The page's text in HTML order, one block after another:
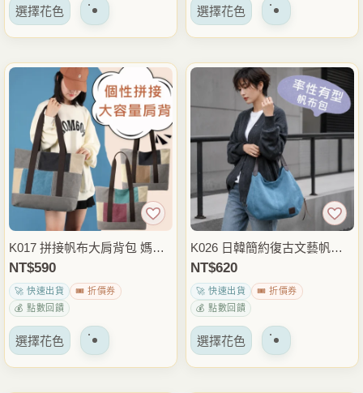
擇
擇
選擇花色 該
有
多
種
變
體。
可
在
產
頁
上
擇
選擇花色 該
有
多
種
變
體。
可
以
在
產
頁
上
擇
K017 拼接帆布大肩背包 媽媽
包 大容量托特包 多物收納手
提包 外出通勤育兒包
NT$590
🚀 快速出貨
🎟️ 折價券
💰 點數回饋
選擇花色 該
K026 日韓簡約復古文藝帆布
包 厚帆布肩背包 手提包 休閒
通勤托特包
NT$620
🚀 快速出貨
🎟️ 折價券
💰 點數回饋
選擇花色 該